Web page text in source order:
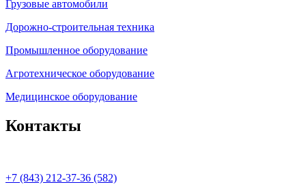
Грузовые автомобили
Дорожно-строительная техника
Промышленное оборудование
Агротехническое оборудование
Медицинское оборудование
Контакты
+7 (843) 212-37-36 (582)